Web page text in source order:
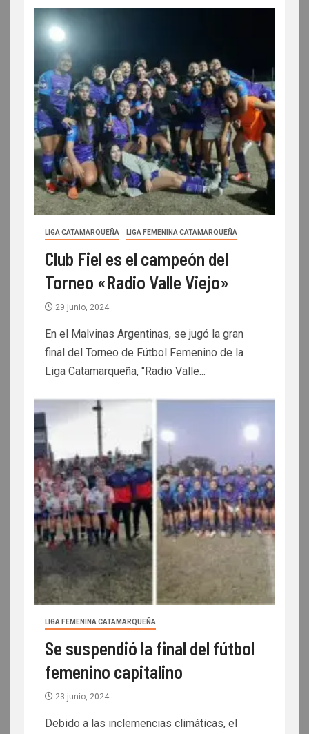
LIGA CATAMARQUEÑA LIGA FEMENINA CATAMARQUEÑA
Club Fiel es el campeón del
Torneo «Radio Valle Viejo»
29 junio, 2024
En el Malvinas Argentinas, se jugó la gran
final del Torneo de Fútbol Femenino de la
Liga Catamarqueña, "Radio Valle...
LIGA FEMENINA CATAMARQUEÑA
Se suspendió la final del fútbol
femenino capitalino
23 junio, 2024
Debido a las inclemencias climáticas, el